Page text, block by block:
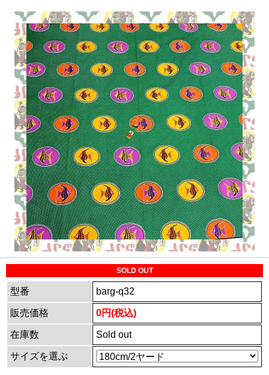
SOLD OUT
型番 barg-q32
販売価格 0円(税込)
在庫数 Sold out
サイズを選ぶ